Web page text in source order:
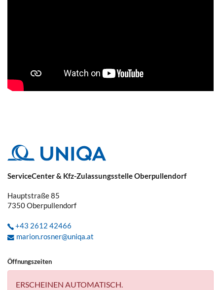
ServiceCenter & Kfz-Zulassungsstelle Oberpullendorf
Hauptstraße 85
7350Oberpullendorf
+43 2612 42466
marion.rosner@uniqa.at
Öffnungszeiten
ERSCHEINEN AUTOMATISCH.